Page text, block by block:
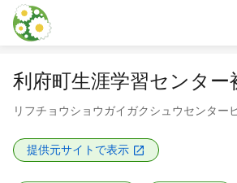
本文に飛ぶ
利府町生涯学習センター
リフチョウショウガイガクシュウセンター
提供元サイトで表示